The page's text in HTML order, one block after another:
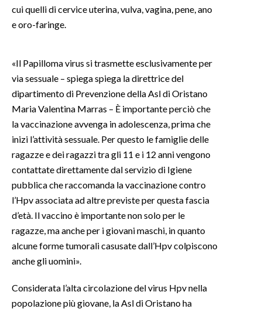
SARDI NEL MONDO
NOTIZIE
#CARAUNIONE
3 MINUTI CON
INFO AZIENDE
ANNUNCI
NECROLOGI
PUBBLICITÀ
SPIAGGE
cui quelli di cervice uterina, vulva, vagina, pene, ano
e oro-faringe.
«Il Papilloma virus si trasmette esclusivamente per
via sessuale – spiega spiega la direttrice del
dipartimento di Prevenzione della Asl di Oristano
Maria Valentina Marras – È importante perciò che
la vaccinazione avvenga in adolescenza, prima che
inizi l’attività sessuale. Per questo le famiglie delle
ragazze e dei ragazzi tra gli 11 e i 12 anni vengono
contattate direttamente dal servizio di Igiene
pubblica che raccomanda la vaccinazione contro
l’Hpv associata ad altre previste per questa fascia
d’età. Il vaccino è importante non solo per le
ragazze, ma anche per i giovani maschi, in quanto
alcune forme tumorali casusate dall’Hpv colpiscono
anche gli uomini».
Considerata l’alta circolazione del virus Hpv nella
popolazione più giovane, la Asl di Oristano ha